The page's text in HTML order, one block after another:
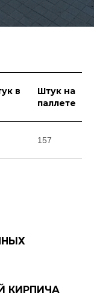
в
Штук на
паллете
157
КИРПИЧА